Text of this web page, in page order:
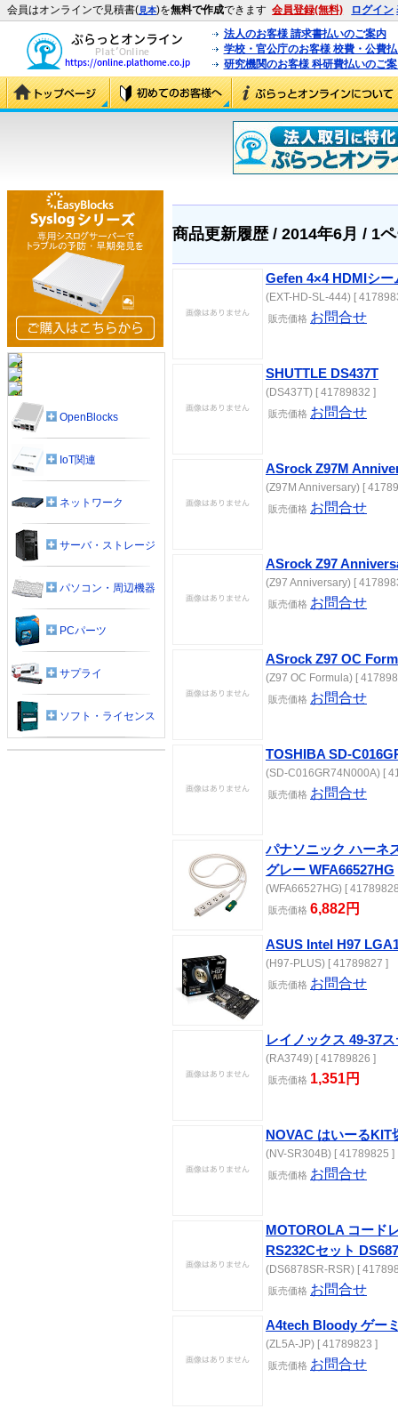
会員はオンラインで見積書(見本)を無料で作成できます 会員登録(無料) ログイン
法人のお客様 請求書払いのご案内
学校・官公庁のお客様 校費・公費
研究機関のお客様 科研費払いのご
商品更新履歴 / 2014年6月 / 1
Gefen 4×4 HDMIシー
(EXT-HD-SL-444) [
販売価格 お問合せ
SHUTTLE DS437T
(DS437T) [ 41789832 ]
販売価格 お問合せ
ASrock Z97M
(Z97M Anniversary) [
販売価格 お問合せ
ASrock Z97
(Z97 Anniversary) [
販売価格 お問合せ
ASrock Z97 OC
(Z97 OC Formula) [
販売価格 お問合せ
TOSHIBA SD-
(SD-C016GR74N000A) [
販売価格 お問合せ
パナソニック ハーネ
グレー WFA66527HG
(WFA66527HG) [
販売価格 6,882円
ASUS Intel H97
(H97-PLUS) [ 41789827 ]
販売価格 お問合せ
レイノックス 49-37
(RA3749) [ 41789826 ]
販売価格 1,351円
NOVAC はいーるKIT
(NV-SR304B) [ 41789825 ]
販売価格 お問合せ
MOTOROLA コード
RS232Cセット
(DS6878SR-RSR) [
販売価格 お問合せ
A4tech Bloody ゲー
(ZL5A-JP) [ 41789823 ]
販売価格 お問合せ
OpenBlocks
IoT関連
ネットワーク
サーバ・ストレージ
パソコン・周辺機器
PCパーツ
サプライ
ソフト・ライセンス